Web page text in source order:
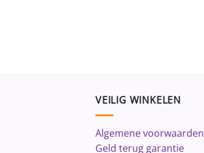
VEILIG WINKELEN
Algemene voorwaarden
Geld terug garantie